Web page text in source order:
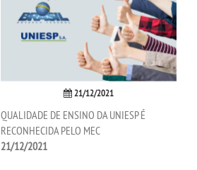
21/12/2021
QUALIDADE DE ENSINO DA UNIESP É
RECONHECIDA PELO MEC
21/12/2021